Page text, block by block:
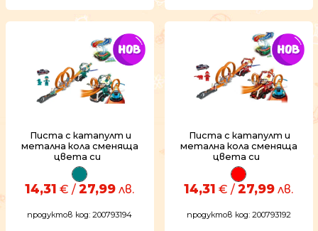
Писта с катапулт и
метална кола сменяща
цвета си
14,31 € / 27,99 лв.
продуктов код: 200793194
Писта с катапулт и
метална кола сменяща
цвета си
14,31 € / 27,99 лв.
продуктов код: 200793192